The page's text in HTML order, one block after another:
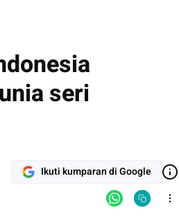
seri
Ikuti kumparan di Google